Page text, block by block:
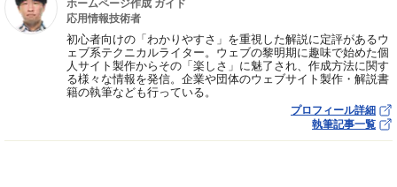
ホームページ作成 ガイド
応用情報技術者
初心者向けの「わかりやすさ」を重視した解説に定評があるウ
ェブ系テクニカルライター。ウェブの黎明期に趣味で始めた個
人サイト製作からその「楽しさ」に魅了され、作成方法に関す
る様々な情報を発信。企業や団体のウェブサイト製作・解説書
籍の執筆なども行っている。
プロフィール詳細
執筆記事一覧